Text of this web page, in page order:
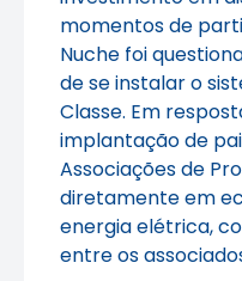
momentos de
Nuche foi
de se instalar o
Classe. Em
implantação de
Associações de
diretamente em
energia elétrica,
entre os